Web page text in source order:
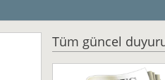
Tüm güncel